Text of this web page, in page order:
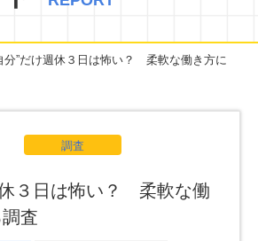
ェンス総研とは？
分”だけ週休３日は怖い？ 柔軟な働き方に
調査
休３日は怖い？ 柔軟な働
査